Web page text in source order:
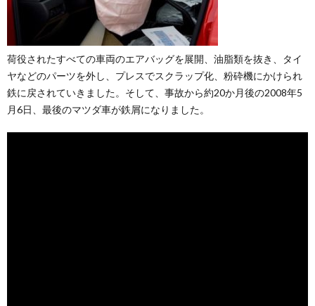
荷役されたすべての車両のエアバッグを展開、油脂類を抜き、タイ
ヤなどのパーツを外し、プレスでスクラップ化、粉砕機にかけられ
鉄に戻されていきました。そして、事故から約20か月後の2008年5
月6日、最後のマツダ車が鉄屑になりました。